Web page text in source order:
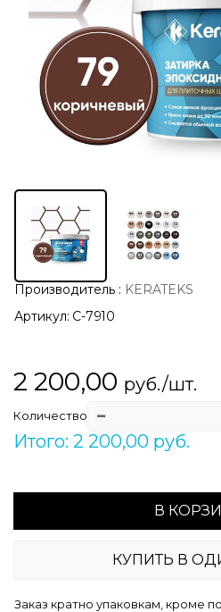
Производитель : KERATEKS
Артикул: С-7910
2 200,00 руб./шт.
Количество
Итого: 2 200,00 руб.
В
КУПИТЬ В
Заказ кратно упаковкам, кроме